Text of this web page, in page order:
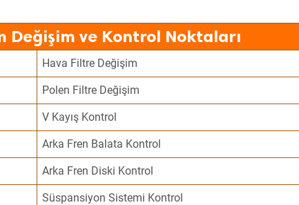
Değişim ve Kontrol Noktaları
Hava Filtre Değişim
Polen Filtre Değişim
V Kayış Kontrol
Arka Fren Balata Kontrol
Arka Fren Diski Kontrol
Süspansiyon Sistemi Kontrol